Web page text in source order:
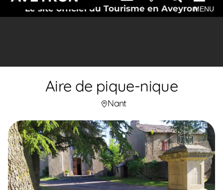
Le site officiel du Tourisme en AveyronMENU
Aire de pique-nique
Nant